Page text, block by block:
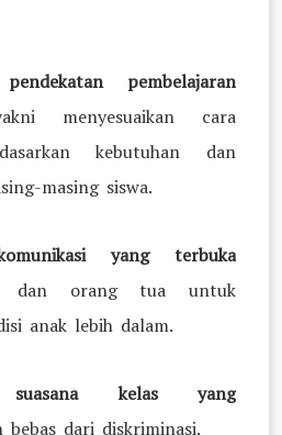
pembelajaran
menyesuaikan cara
kebutuhan dan
masing siswa.
yang terbuka
dan orang tua untuk
anak lebih dalam.
suasana kelas yang
dari diskriminasi.